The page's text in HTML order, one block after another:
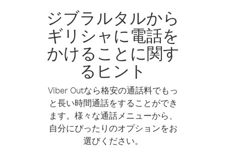
ジブラルタルから
ギリシャに電話を
かけることに関す
るヒント
Viber Outなら格安の通話料でもっ
と長い時間通話をすることができ
ます。様々な通話メニューから、
自分にぴったりのオプションをお
選びください。